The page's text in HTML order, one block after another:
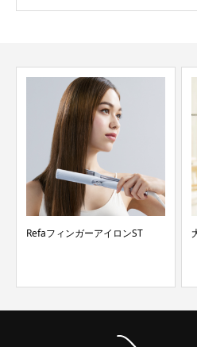
RefaフィンガーアイロンST